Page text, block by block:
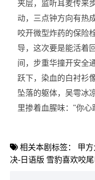
夹层，监听耳麦传来
动，三点钟方向有热
咬开微型炸药的保险
导，这次要是能活着
间，步重华撞开安全
跃下，染血的白衬衫
坠落的躯体，吴雩冰
里掺着血腥味："你心
相关本剧标签： 甲
决-日语版 雪豹喜欢咬